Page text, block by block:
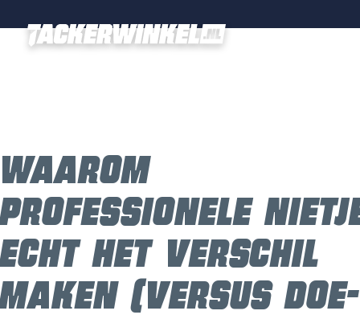
Bevestiging­s­materialen
Compressors en toebehoren
Combideals
Waarom
professionele
echt het verschil
maken (versus doe-